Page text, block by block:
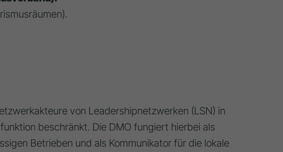
von Leadershipnetzwerken (LSN) in
beschränkt. Die DMO fungiert hierbei als
Betrieben und als Kommunikator für die lokale